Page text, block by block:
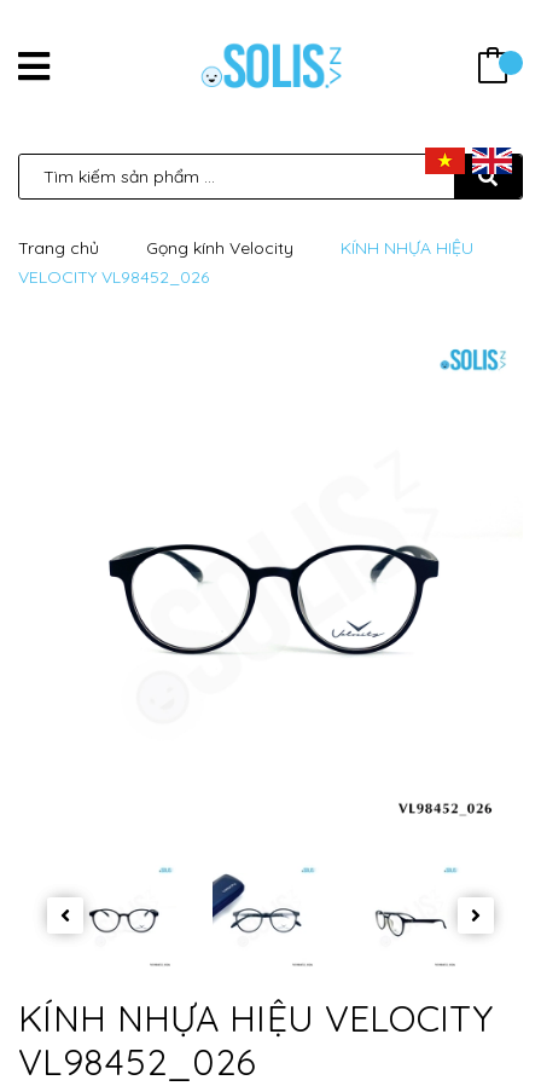
Trang chủ Gọng kính Velocity
KÍNH NHỰA HIỆU
VELOCITY VL98452_026
KÍNH NHỰA HIỆU VELOCITY
VL98452_026